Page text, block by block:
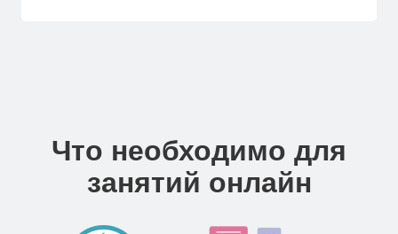
Что необходимо для
занятий онлайн